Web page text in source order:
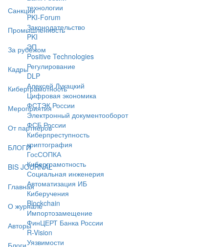
Санкции
Промышленность
За рубежом
Кадры
Киберграмотность
Мероприятия
От партнёров
БЛОГИ
BIS JOURNAL
Главная
О журнале
Авторы
Блоги
технологии
PKI-Forum
Законодательство
PKI
ЭП
Positive Technologies
Регулирование
DLP
Алексей Лукацкий
Цифровая экономика
ФСТЭК России
Электронный документооборот
ФСБ России
Киберпреступность
криптография
ГосСОПКА
Киберграмотность
Социальная инженерия
Автоматизация ИБ
Киберучения
Blockchain
Импортозамещение
ФинЦЕРТ Банка России
R-Vision
Уязвимости